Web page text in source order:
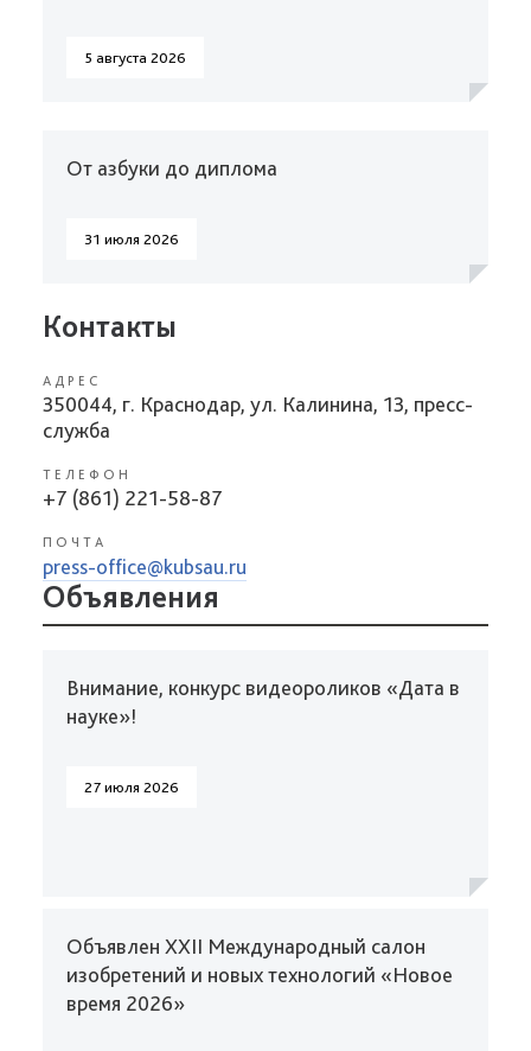
5 августа 2026
От азбуки до диплома
31 июля 2026
Контакты
АДРЕС
350044, г. Краснодар, ул. Калинина, 13, пресс-
служба
ТЕЛЕФОН
+7 (861) 221-58-87
ПОЧТА
press-office@kubsau.ru
Объявления
Внимание, конкурс видеороликов «Дата в
науке»!
27 июля 2026
Объявлен XXII Международный салон
изобретений и новых технологий «Новое
время 2026»